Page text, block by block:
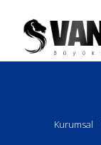
Kurumsal